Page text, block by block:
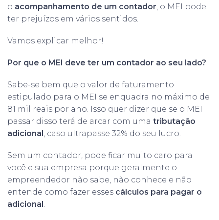
o acompanhamento de um contador, o MEI pode
ter prejuízos em vários sentidos.
Vamos explicar melhor!
Por que o MEI deve ter um contador ao seu lado?
Sabe-se bem que o valor de faturamento
estipulado para o MEI se enquadra no máximo de
81 mil reais por ano. Isso quer dizer que se o MEI
passar disso terá de arcar com uma tributação
adicional , caso ultrapasse 32% do seu lucro.
Sem um contador, pode ficar muito caro para
você e sua empresa porque geralmente o
empreendedor não sabe, não conhece e não
entende como fazer esses cálculos para pagar o
adicional .